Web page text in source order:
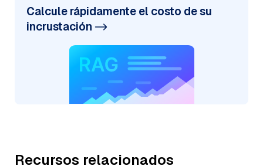
Calcule rápidamente el costo de su
incrustación
Recursos relacionados